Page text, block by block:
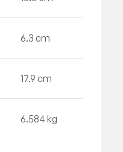
6.3 cm
17.9 cm
6.584 kg